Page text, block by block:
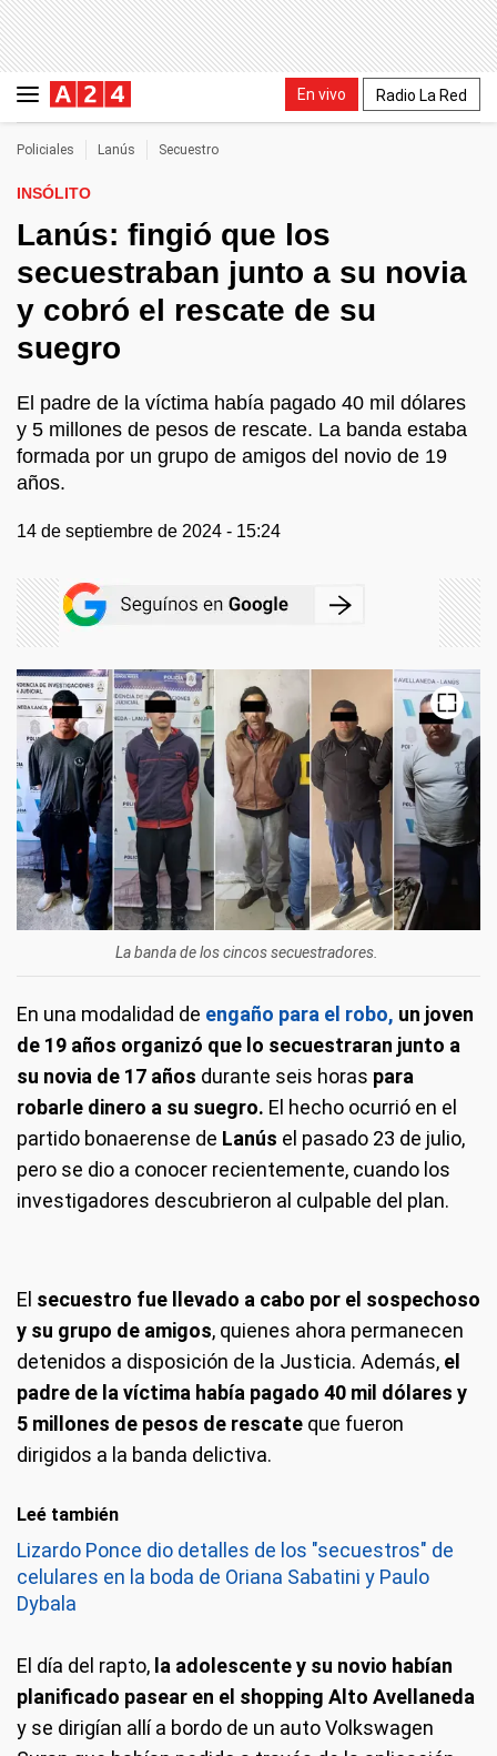
En vivo Radio La Red
Policiales Lanús Secuestro
INSÓLITO
Lanús: fingió que los
secuestraban junto a su novia
y cobró el rescate de su
suegro
El padre de la víctima había pagado 40 mil dólares
y 5 millones de pesos de rescate. La banda estaba
formada por un grupo de amigos del novio de 19
años.
14 de septiembre de 2024 - 15:24
La banda de los cincos secuestradores.
En una modalidad de engaño para el robo, un joven
de 19 años organizó que lo secuestraran junto a
su novia de 17 años durante seis horas para
robarle dinero a su suegro. El hecho ocurrió en el
partido bonaerense de Lanús el pasado 23 de julio,
pero se dio a conocer recientemente, cuando los
investigadores descubrieron al culpable del plan.
El secuestro fue llevado a cabo por el sospechoso
y su grupo de amigos, quienes ahora permanecen
detenidos a disposición de la Justicia. Además, el
padre de la víctima había pagado 40 mil dólares y
5 millones de pesos de rescate que fueron
dirigidos a la banda delictiva.
Leé también
Lizardo Ponce dio detalles de los "secuestros" de
celulares en la boda de Oriana Sabatini y Paulo
Dybala
El día del rapto, la adolescente y su novio habían
planificado pasear en el shopping Alto Avellaneda
y se dirigían allí a bordo de un auto Volkswagen